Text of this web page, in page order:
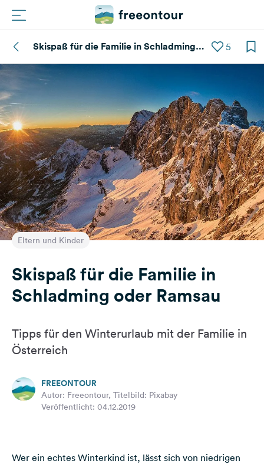
Routen
Plätze
Magazin
Partner
Registrieren
Einloggen
Newsletter
Feedback
Sprache:
Folge
Social
Media
Skispaß für die Familie in Schladming
5
Eltern und Kinder
Skispaß für die Familie in
Schladming oder Ramsau
Tipps für den Winterurlaub mit der Familie in
Österreich
FREEONTOUR
Autor: Freeontour, Titelbild: Pixabay
Veröffentlicht: 04.12.2019
Wer ein echtes Winterkind ist, lässt sich von niedrigen